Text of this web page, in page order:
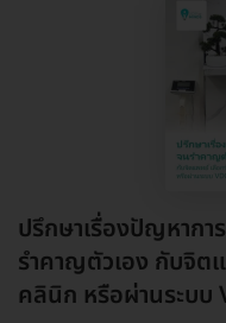
ปรึกษาเรื่องปัญหาก
รำคาญตัวเอง กับจิต
คลินิก หรือผ่านระบบ